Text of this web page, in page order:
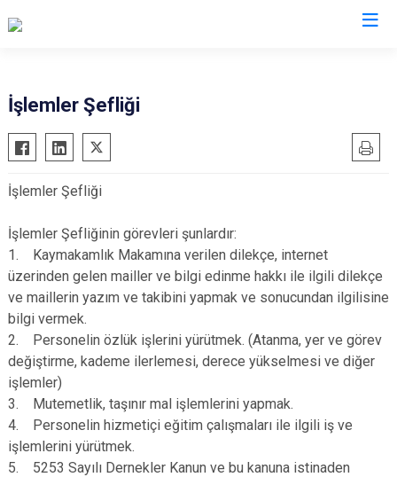
Bahçesaray
Başkale
Çaldıran
Çatak
Edremit
Erciş
Gevaş
İpekyolu
Tuşba
İşlemler Şefliği
İşlemler Şefliği
İşlemler Şefliğinin görevleri şunlardır:
1. Kaymakamlık Makamına verilen dilekçe, internet
üzerinden gelen mailler ve bilgi edinme hakkı ile ilgili dilekçe
ve maillerin yazım ve takibini yapmak ve sonucundan ilgilisine
bilgi vermek.
2. Personelin özlük işlerini yürütmek. (Atanma, yer ve görev
değiştirme, kademe ilerlemesi, derece yükselmesi ve diğer
işlemler)
3. Mutemetlik, taşınır mal işlemlerini yapmak.
4. Personelin hizmetiçi eğitim çalışmaları ile ilgili iş ve
işlemlerini yürütmek.
5. 5253 Sayılı Dernekler Kanun ve bu kanuna istinaden